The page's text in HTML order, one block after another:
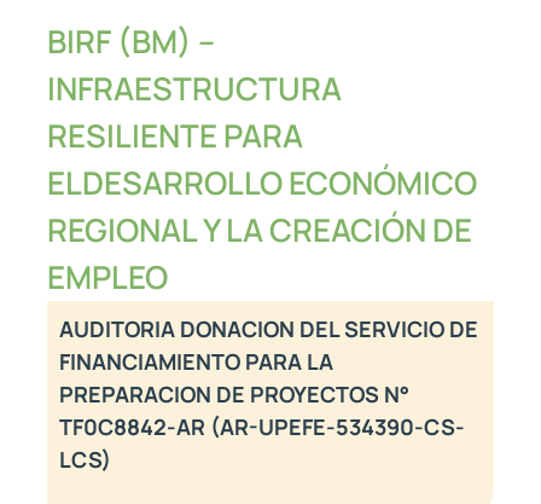
BIRF (BM) –
INFRAESTRUCTURA
RESILIENTE PARA
ELDESARROLLO ECONÓMICO
REGIONAL Y LA CREACIÓN DE
EMPLEO
AUDITORIA DONACION DEL SERVICIO DE
FINANCIAMIENTO PARA LA
PREPARACION DE PROYECTOS N°
TF0C8842-AR (AR-UPEFE-534390-CS-
LCS)